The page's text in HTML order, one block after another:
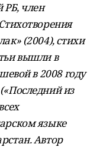
РБ, член
(2004), стихи
вышли в
в 2008 году
из
языке
Автор